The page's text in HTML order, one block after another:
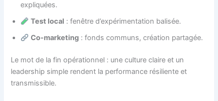
expliquées.
Test local : fenêtre d’expérimentation balisée.
Co-marketing : fonds communs, création partagée.
Le mot de la fin opérationnel : une culture claire et un
leadership simple rendent la performance résiliente et
transmissible.